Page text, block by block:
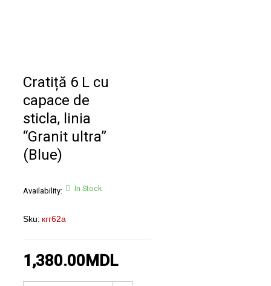
Cratiță 6 L cu
capace de
sticla, linia
“Granit ultra”
(Blue)
Availability: In Stock
Sku: кгг62а
1,380.00 MDL